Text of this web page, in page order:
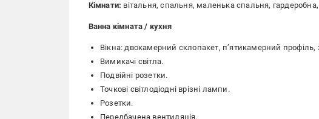
Кімнати: вітальня, спальня, маленька спальня,
Ванна кімната / кухня
Вікна: двокамерний склопакет, п’ятикамерний профіль,
Вимикачі світла.
Подвійні розетки.
Точкові світлодіодні врізні лампи.
Розетки.
Передбачена вентиляція.